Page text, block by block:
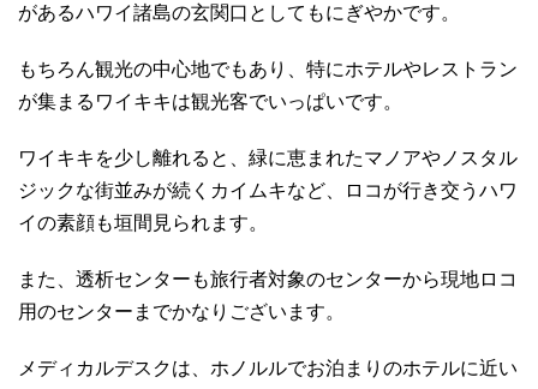
があるハワイ諸島の玄関口としてもにぎやかです。
もちろん観光の中心地でもあり、特にホテルやレストラン
が集まるワイキキは観光客でいっぱいです。
ワイキキを少し離れると、緑に恵まれたマノアやノスタル
ジックな街並みが続くカイムキなど、ロコが行き交うハワ
イの素顔も垣間見られます。
また、透析センターも旅行者対象のセンターから現地ロコ
用のセンターまでかなりございます。
メディカルデスクは、ホノルルでお泊まりのホテルに近い